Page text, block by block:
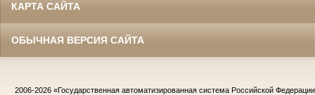
КАРТА САЙТА
ОБЫЧНАЯ ВЕРСИЯ САЙТА
2006-2026 «Государственная автоматизированная система Российской